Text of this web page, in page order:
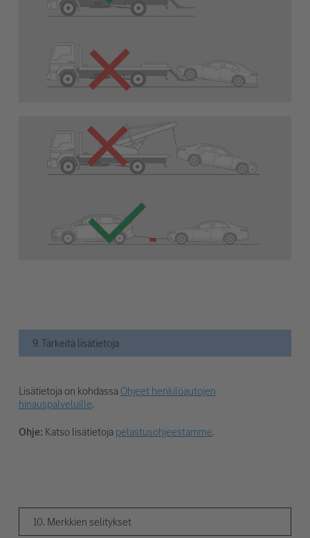
9. Tärkeitä lisätietoja
Lisätietoja on kohdassaOhjeet henkilöautojen
hinauspalveluille.
Ohje: Katso lisätietojapelastusohjeestamme.
10. Merkkien selitykset